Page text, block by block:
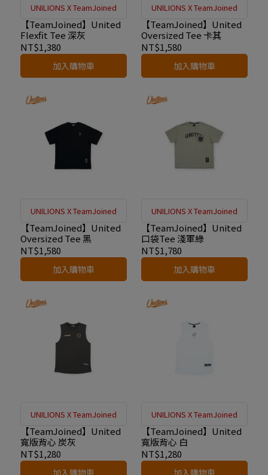
UNILIONS X TeamJoined
【TeamJoined】United
Flexfit Tee 深灰
NT$1,380
加入購物車
UNILIONS X TeamJoined
【TeamJoined】United
Oversized Tee 卡其
NT$1,580
加入購物車
UNILIONS X TeamJoined
【TeamJoined】United
Oversized Tee 黑
NT$1,580
加入購物車
UNILIONS X TeamJoined
【TeamJoined】United
口袋Tee 淺軍綠
NT$1,780
加入購物車
UNILIONS X TeamJoined
【TeamJoined】United
寬版背心 炭灰
NT$1,280
加入購物車
UNILIONS X TeamJoined
【TeamJoined】United
寬版背心 白
NT$1,280
加入購物車